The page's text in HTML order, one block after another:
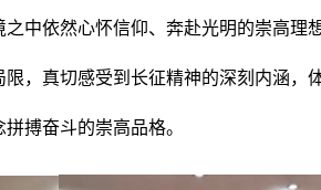
中依然心怀信仰、奔赴光明的崇高理
，真切感受到长征精神的深刻内涵，
搏奋斗的崇高品格。